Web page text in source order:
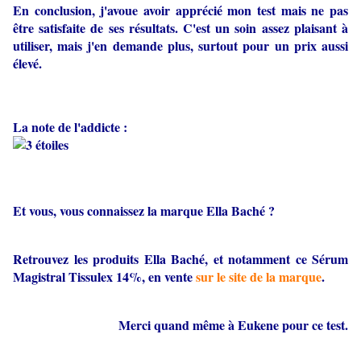
En conclusion, j'avoue avoir apprécié mon test mais ne pas
être satisfaite de ses résultats. C'est un soin assez plaisant à
utiliser, mais j'en demande plus, surtout pour un prix aussi
élevé.
La note de l'addicte :
Et vous, vous connaissez la marque Ella Baché ?
Retrouvez les produits Ella Baché, et notamment ce Sérum
Magistral Tissulex 14%, en ventesur le site de la marque.
Merci quand même à Eukene pour ce test.